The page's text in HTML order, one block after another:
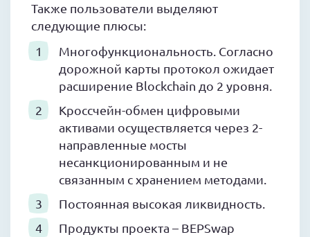
Также пользователи выделяют
следующие плюсы:
Многофункциональность. Согласно
дорожной карты протокол ожидает
расширение Blockchain до 2 уровня.
Кроссчейн-обмен цифровыми
активами осуществляется через 2-
направленные мосты
несанкционированным и не
связанным с хранением методами.
Постоянная высокая ликвидность.
Продукты проекта – BEPSwap